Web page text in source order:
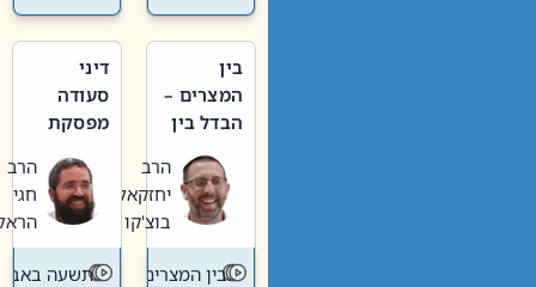
בין
המצרים –
הבדל בין
חדשה
לישנה
הרב
יחזקאל
בוצ'קו
בין המצרים
דיני
סעודה
מפסקת
תשעה
באב
הרב
חגי
הראל
תשעה באב